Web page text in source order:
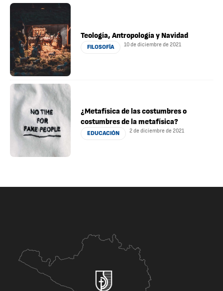
Teología, Antropología y Navidad
FILOSOFÍA 10 de diciembre de 2021
¿Metafísica de las costumbres o
costumbres de la metafísica?
EDUCACIÓN 2 de diciembre de 2021